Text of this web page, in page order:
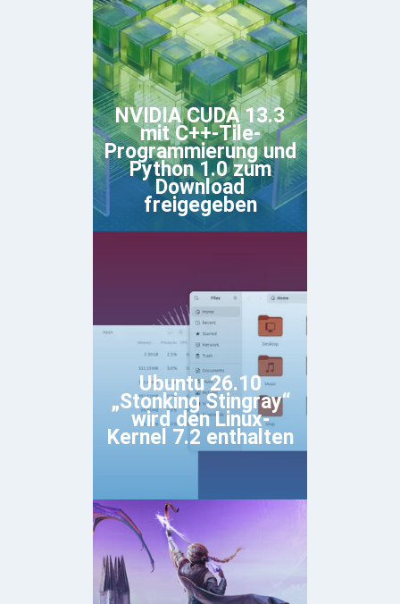
NVIDIA CUDA 13.3
mit C++-Tile-
Programmierung und
Python 1.0 zum
Download
freigegeben
Ubuntu 26.10
„Stonking Stingray“
wird den Linux-
Kernel 7.2 enthalten